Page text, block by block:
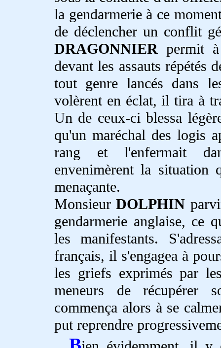
la gendarmerie à ce
de déclencher un conflit
DRAGONNIER permit
devant les assauts répétés
tout genre lancés dans
volèrent en éclat, il tira à
Un de ceux-ci blessa
qu'un maréchal des logis
rang et l'enfermait
envenimèrent la situation
menaçante.
MonsieurDOLPHIN
gendarmerie anglaise, ce
les manifestants.
français, il s'engagea à
les griefs exprimés par
meneurs de récupérer
commença alors à se
put reprendre